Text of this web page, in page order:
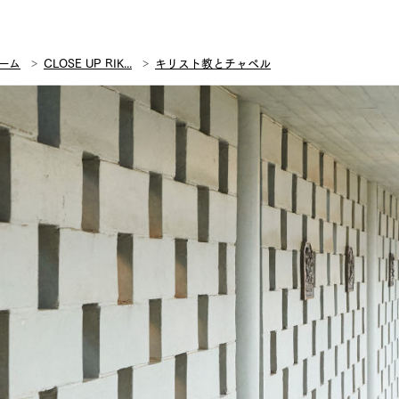
ム CLOSE UP RIK... キリスト教とチャペル